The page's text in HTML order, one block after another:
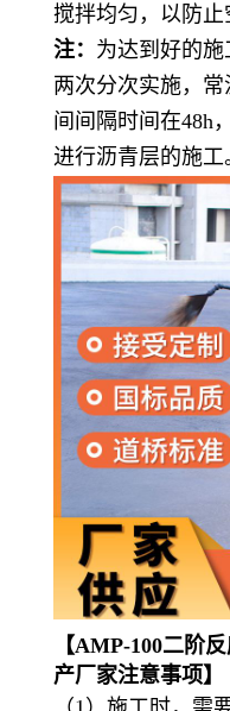
搅拌均匀，以防止
注： 为达到好的施
两次分次实施，
间间隔时间在48h
进行沥青层的施工
【AMP-100二阶
产厂家注意事项】